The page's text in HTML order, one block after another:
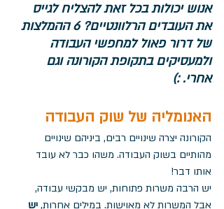
אנוש יכולות בכל זאת להצליח לגייס
את העובדים הרלוונטיים? 6 ההמלצות
של דרור פאול למחפשי העבודה
ולמעסיקים בתקופת הקורונה וגם
אחרי. :)
האנומליה של שוק העבודה
הקורונה יצרה שינויים רבים, ביניהם שינויים
מהותיים בשוק העבודה. משהו כבר לא עובד
אותו דבר!
יש הרבה משרות פתוחות, יש מבקשי עבודה,
אבל המשרות לא מאוישות. במילים אחרות, יש